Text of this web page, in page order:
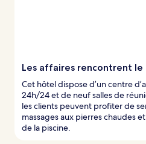
Les affaires rencontrent le
Cet hôtel dispose d’un centre
24h/24 et de neuf salles de
les clients peuvent profiter de
massages aux pierres chaudes
de la piscine.